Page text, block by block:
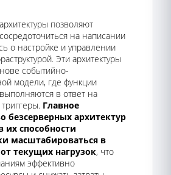
позволяют
на написании
о настройке и управлении
Эти архитектуры
событийно-
модели, где функции
в ответ на
Главное
безсерверных архитектур
их способности
масштабироваться в
текущих нагрузок, что
эффективно